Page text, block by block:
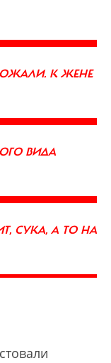
К ЖЕНЕ
ВИДА
СУКА, А ТО НА